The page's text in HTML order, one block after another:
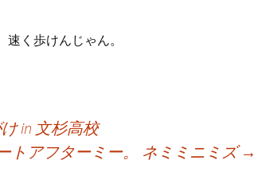
く歩けんじゃん。
in 文杉高校
トアフターミー。 ネミミニミズ→